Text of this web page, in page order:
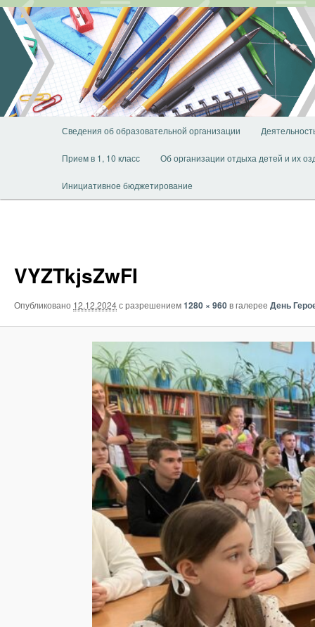
Перейти
основному
содержимому
Сведения об образовательной организации
Прием в 1, 10 класс Об организации отдыха детей и их
Инициативное бюджетирование
VYZTkjsZwFI
Опубликовано 12.12.2024с разрешением1280 × 960в галерее День